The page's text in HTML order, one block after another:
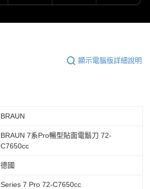
顯示電腦版詳細說明
BRAUN
BRAUN 7系Pro暢型貼面電鬍刀 72-
C7650cc
德國
Series 7 Pro 72-C7650cc